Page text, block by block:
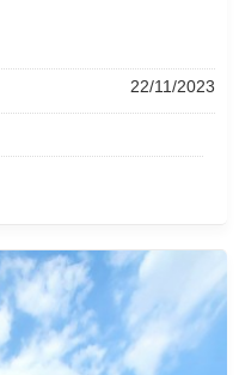
22/11/2023